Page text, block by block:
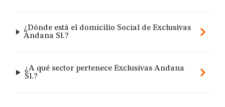
¿Dónde está el domicilio Social de Exclusivas
Andana Sl.?
¿A qué sector pertenece Exclusivas Andana
Sl.?